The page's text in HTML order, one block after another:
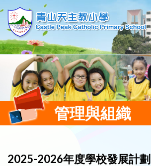
管理與組織
2025-2026年度學校發展計劃